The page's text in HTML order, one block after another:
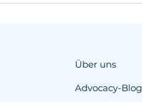
Über uns
Advocacy-Blog